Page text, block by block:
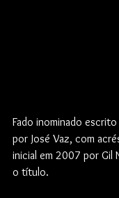
Fado inominado
por José Vaz, com
inicial em 2007 por Gil
o título.